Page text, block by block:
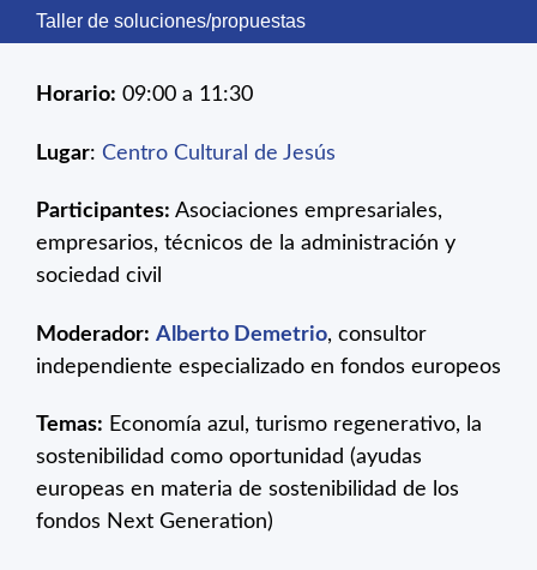
Taller de soluciones/propuestas
Horario: 09:00 a 11:30
Lugar: Centro Cultural de Jesús
Participantes: Asociaciones empresariales,
empresarios, técnicos de la administración y
sociedad civil
Moderador: Alberto Demetrio, consultor
independiente especializado en fondos europeos
Temas: Economía azul, turismo regenerativo, la
sostenibilidad como oportunidad (ayudas
europeas en materia de sostenibilidad de los
fondos Next Generation)